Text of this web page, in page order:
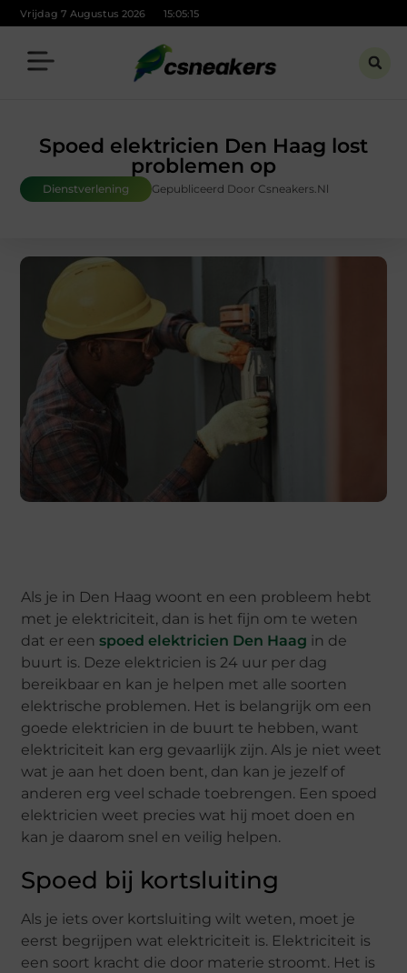
Vrijdag 7 Augustus 2026 15:05:16
Spoed elektricien Den Haag lost
problemen op
Dienstverlening Gepubliceerd Door Csneakers.nl
Als je in Den Haag woont en een probleem hebt
met je elektriciteit, dan is het fijn om te weten
dat er eenspoed elektricien Den Haag in de
buurt is. Deze elektricien is 24 uur per dag
bereikbaar en kan je helpen met alle soorten
elektrische problemen. Het is belangrijk om een
goede elektricien in de buurt te hebben, want
elektriciteit kan erg gevaarlijk zijn. Als je niet weet
wat je aan het doen bent, dan kan je jezelf of
anderen erg veel schade toebrengen. Een spoed
elektricien weet precies wat hij moet doen en
kan je daarom snel en veilig helpen.
Spoed bij kortsluiting
Als je iets over kortsluiting wilt weten, moet je
eerst begrijpen wat elektriciteit is. Elektriciteit is
een soort kracht die door materie stroomt. Het is